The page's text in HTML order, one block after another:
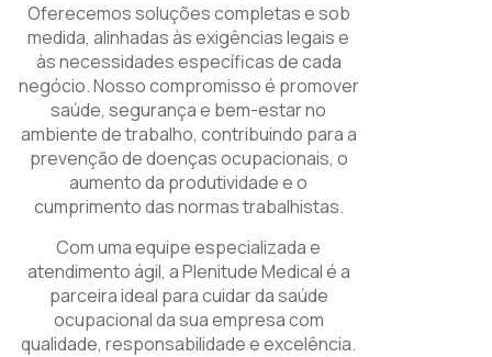
Oferecemos soluções completas e sob
medida, alinhadas às exigências legais e
às necessidades específicas de cada
negócio. Nosso compromisso é promover
saúde, segurança e bem-estar no
ambiente de trabalho, contribuindo para a
prevenção de doenças ocupacionais, o
aumento da produtividade e o
cumprimento das normas trabalhistas.
Com uma equipe especializada e
atendimento ágil, a Plenitude Medical é a
parceira ideal para cuidar da saúde
ocupacional da sua empresa com
qualidade, responsabilidade e excelência.